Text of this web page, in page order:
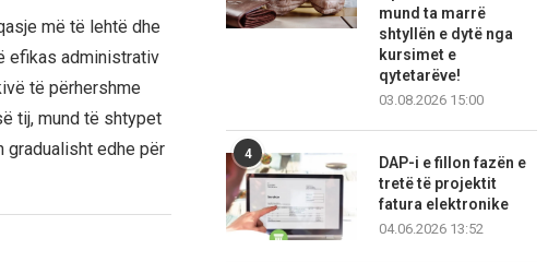
më të lehtë dhe
efikas administrativ
të përhershme
tij, mund të shtypet
gradualisht edhe për
mund ta marrë
shtyllën e dytë nga
kursimet e
qytetarëve!
03.08.2026 15:00
4
DAP-i e fillon fazën e
tretë të projektit
fatura elektronike
04.06.2026 13:52